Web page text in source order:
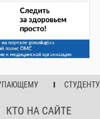
СТУДЕНТУ
КТО НА САЙТЕ